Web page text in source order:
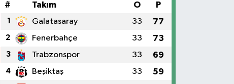
# Takım O P
1 Galatasaray 33 77
2 Fenerbahçe 33 73
3 Trabzonspor 33 69
4 Beşiktaş 33 59